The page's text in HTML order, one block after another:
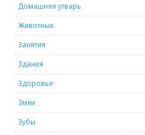
Домашняя утварь
Животные
Занятия
Здания
Здоровье
Змеи
Зубы